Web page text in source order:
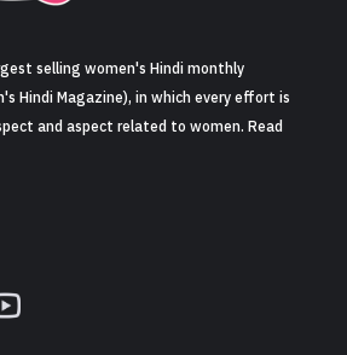
selling women's Hindi monthly
Hindi Magazine), in which every effort is
and aspect related to women. Read